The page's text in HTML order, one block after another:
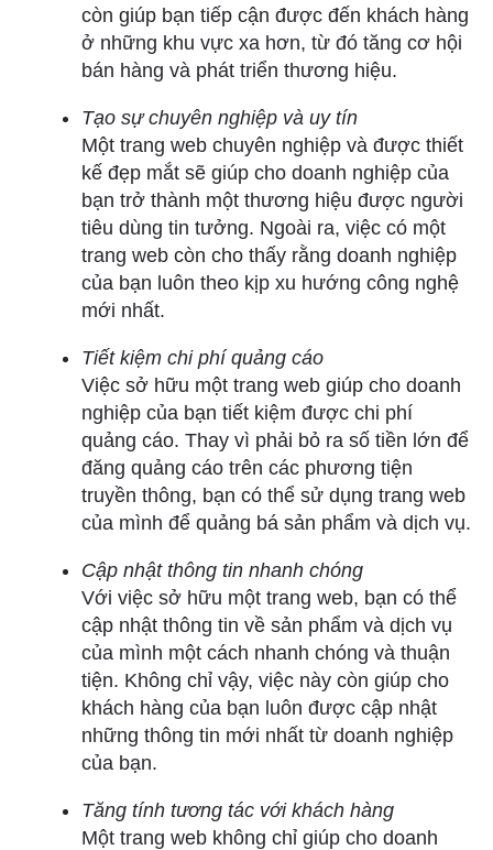
còn giúp bạn tiếp cận được đến khách hàng
ở những khu vực xa hơn, từ đó tăng cơ hội
bán hàng và phát triển thương hiệu.
Tạo sự chuyên nghiệp và uy tín
Một trang web chuyên nghiệp và được thiết
kế đẹp mắt sẽ giúp cho doanh nghiệp của
bạn trở thành một thương hiệu được người
tiêu dùng tin tưởng. Ngoài ra, việc có một
trang web còn cho thấy rằng doanh nghiệp
của bạn luôn theo kịp xu hướng công nghệ
mới nhất.
Tiết kiệm chi phí quảng cáo
Việc sở hữu một trang web giúp cho doanh
nghiệp của bạn tiết kiệm được chi phí
quảng cáo. Thay vì phải bỏ ra số tiền lớn để
đăng quảng cáo trên các phương tiện
truyền thông, bạn có thể sử dụng trang web
của mình để quảng bá sản phẩm và dịch vụ.
Cập nhật thông tin nhanh chóng
Với việc sở hữu một trang web, bạn có thể
cập nhật thông tin về sản phẩm và dịch vụ
của mình một cách nhanh chóng và thuận
tiện. Không chỉ vậy, việc này còn giúp cho
khách hàng của bạn luôn được cập nhật
những thông tin mới nhất từ doanh nghiệp
của bạn.
Tăng tính tương tác với khách hàng
Một trang web không chỉ giúp cho doanh